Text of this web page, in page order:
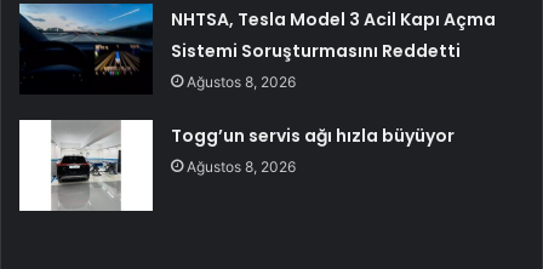
NHTSA, Tesla Model 3 Acil Kapı Açma
Sistemi Soruşturmasını Reddetti
Ağustos 8, 2026
Togg’un servis ağı hızla büyüyor
Ağustos 8, 2026